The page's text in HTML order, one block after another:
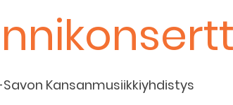
Kansanmusiikkiyhdistys